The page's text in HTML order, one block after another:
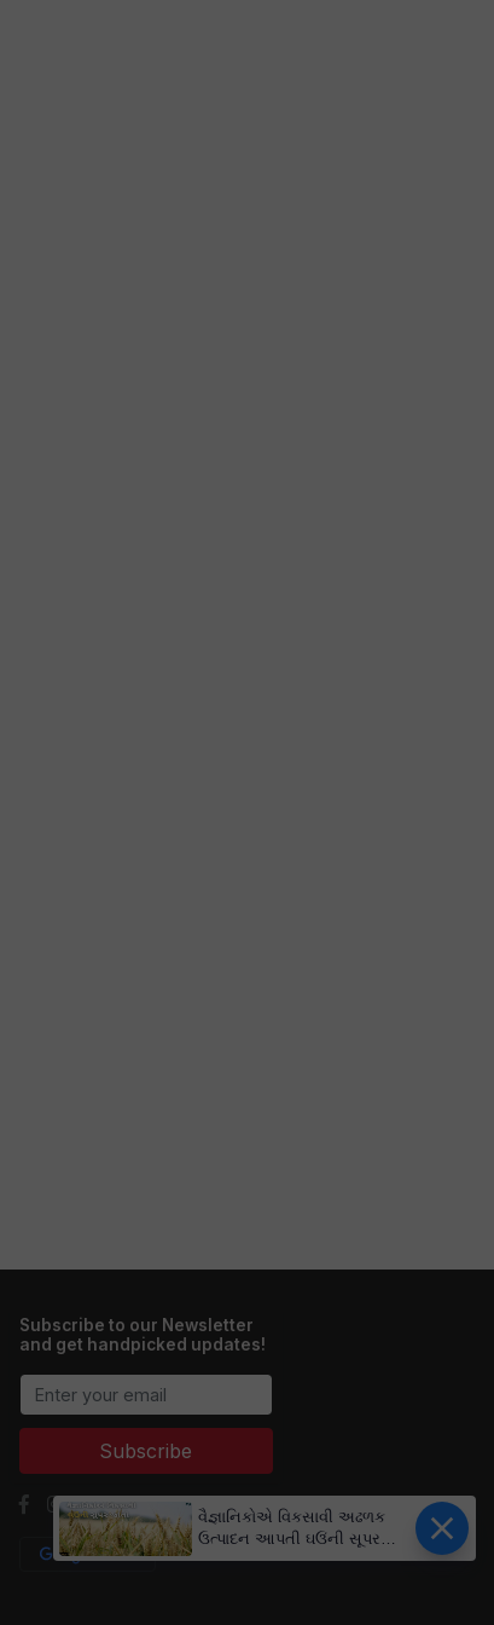
Subscribe to our Newsletter
and get handpicked updates!
Subscribe
વૈજ્ઞાનિકોએ વિકસાવી અઢળક
ઉત્પાદન આપતી ઘઉંની સૂપર
જાતો, કરી શકશે રોગ અને ગરમી